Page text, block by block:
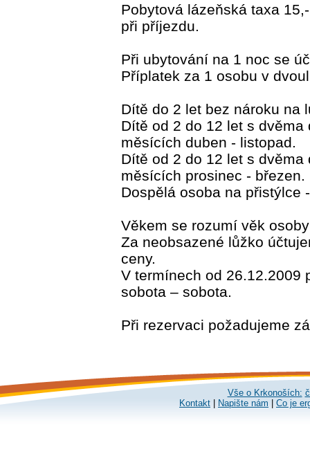
Pobytová lázeňská taxa
při příjezdu.
Při ubytování na 1 noc se
Příplatek za 1 osobu v
Dítě do 2 let bez nároku na
Dítě od 2 do 12 let s
měsících duben - listopad.
Dítě od 2 do 12 let s
měsících prosinec - březen.
Dospělá osoba na přistýlce
Věkem se rozumí věk
Za neobsazené lůžko
ceny.
V termínech od 26.12.2009
sobota – sobota.
Při rezervaci požadujeme
Vše o Krkonoších:
Kontakt
Napište nám Co je